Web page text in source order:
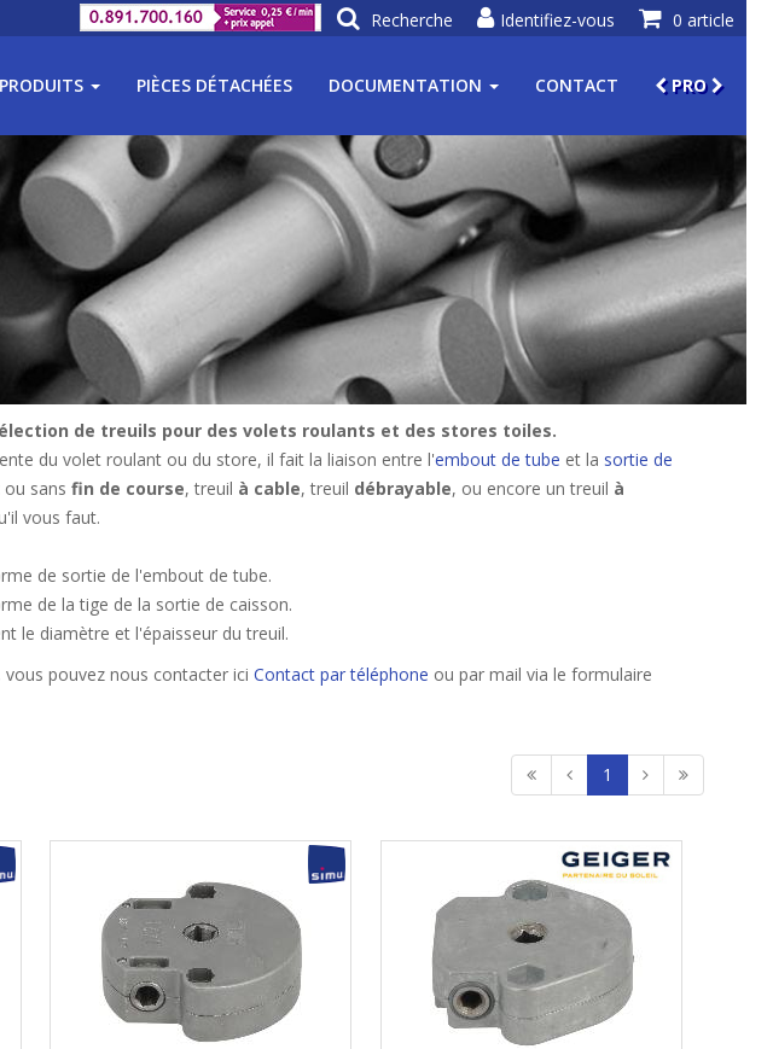
0 article
Identifiez-vous
Recherche
PRODUITS PIÈCES DÉTACHÉES DOCUMENTATION CONTACT PRO
de treuils pour des volets roulants et des stores toiles.
du volet roulant ou du store, il fait la liaison entre l'embout de tube et la sortie de
ou sans fin de course, treuil à cable, treuil débrayable, ou encore un treuil à
vous faut.
de sortie de l'embout de tube.
de la tige de la sortie de caisson.
le diamètre et l'épaisseur du treuil.
pouvez nous contacter ici Contact par téléphone ou par mail via le formulaire
1